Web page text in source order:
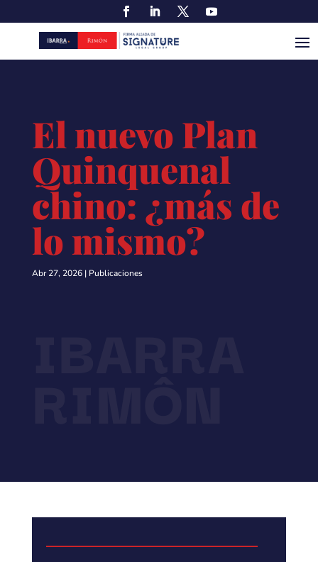
El nuevo Plan
Quinquenal
chino: ¿más de
lo mismo?
Abr 27, 2026| Publicaciones